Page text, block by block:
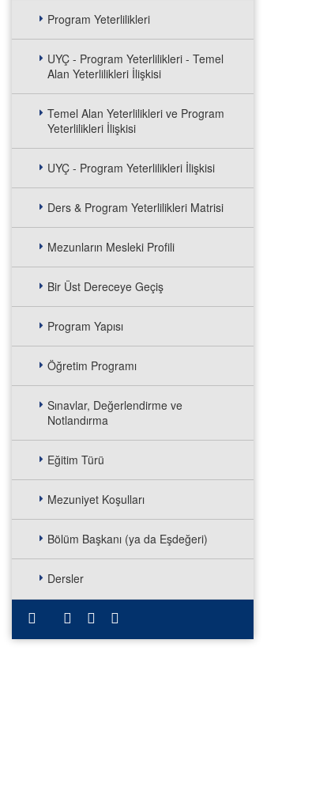
Program Yeterlilikleri
UYÇ - Program Yeterlilikleri - Temel
Alan Yeterlilikleri İlişkisi
Temel Alan Yeterlilikleri ve Program
Yeterlilikleri İlişkisi
UYÇ - Program Yeterlilikleri İlişkisi
Ders & Program Yeterlilikleri Matrisi
Mezunların Mesleki Profili
Bir Üst Dereceye Geçiş
Program Yapısı
Öğretim Programı
Sınavlar, Değerlendirme ve
Notlandırma
Eğitim Türü
Mezuniyet Koşulları
Bölüm Başkanı (ya da Eşdeğeri)
Dersler